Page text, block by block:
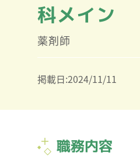
科メイン
薬剤師
掲載日:2024/11/11
職務内容